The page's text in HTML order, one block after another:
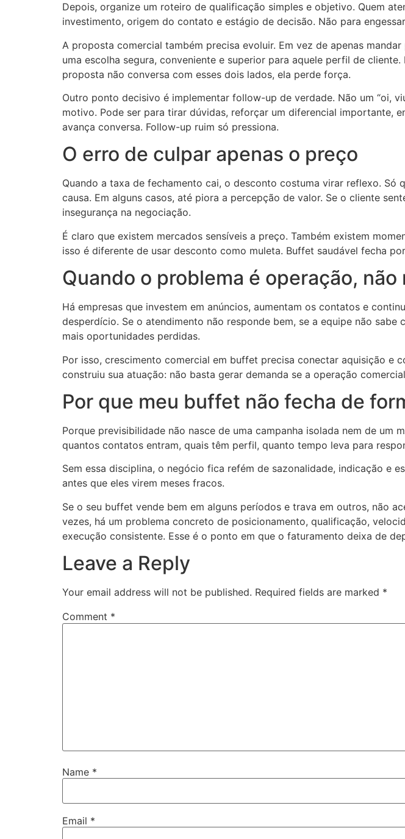
Depois, organize um roteiro de qualificação simples e objetivo. Quem
investimento, origem do contato e estágio de decisão. Não para
A proposta comercial também precisa evoluir. Em vez de apenas
uma escolha segura, conveniente e superior para aquele perfil de
proposta não conversa com esses dois lados, ela perde força.
Outro ponto decisivo é implementar follow-up de verdade. Não um “oi,
motivo. Pode ser para tirar dúvidas, reforçar um diferencial importante,
avança conversa. Follow-up ruim só pressiona.
O erro de culpar apenas o preço
Quando a taxa de fechamento cai, o desconto costuma virar reflexo.
causa. Em alguns casos, até piora a percepção de valor. Se o cliente
insegurança na negociação.
É claro que existem mercados sensíveis a preço. Também existem
isso é diferente de usar desconto como muleta. Buffet saudável fecha
Quando o problema é operação, não
Há empresas que investem em anúncios, aumentam os contatos e
desperdício. Se o atendimento não responde bem, se a equipe não
mais oportunidades perdidas.
Por isso, crescimento comercial em buffet precisa conectar aquisição e
construiu sua atuação: não basta gerar demanda se a operação
Por que meu buffet não fecha de
Porque previsibilidade não nasce de uma campanha isolada nem de
quantos contatos entram, quais têm perfil, quanto tempo leva para
Sem essa disciplina, o negócio fica refém de sazonalidade, indicação e
antes que eles virem meses fracos.
Se o seu buffet vende bem em alguns períodos e trava em outros, não
vezes, há um problema concreto de posicionamento, qualificação,
execução consistente. Esse é o ponto em que o faturamento deixa de
Leave a Reply
Your email address will not be published. Required fields are marked *
Comment *
Name *
Email *